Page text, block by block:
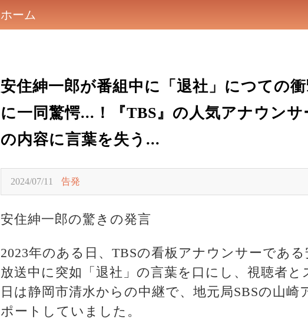
ホーム
安住紳一郎が番組中に「退社」につての
に一同驚愕...！『TBS』の人気アナウン
の内容に言葉を失う...
2024/07/11 告発
安住紳一郎の驚きの発言
2023年のある日、TBSの看板アナウンサーであ
放送中に突如「退社」の言葉を口にし、視聴者
日は静岡市清水からの中継で、地元局SBSの山
ポートしていました。